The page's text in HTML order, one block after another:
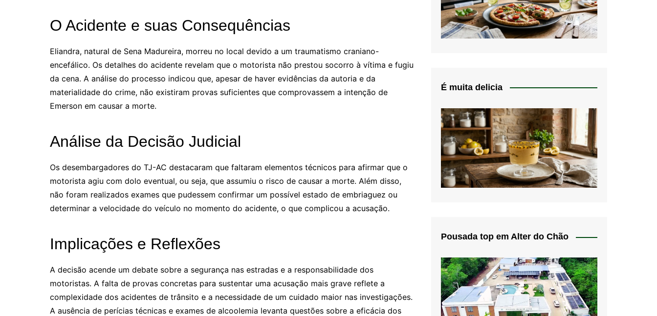
O Acidente e suas Consequências
Eliandra, natural de Sena Madureira, morreu no local devido a um traumatismo craniano-
encefálico. Os detalhes do acidente revelam que o motorista não prestou socorro à vítima e fugiu
da cena. A análise do processo indicou que, apesar de haver evidências da autoria e da
materialidade do crime, não existiram provas suficientes que comprovassem a intenção de
Emerson em causar a morte.
Análise da Decisão Judicial
Os desembargadores do TJ-AC destacaram que faltaram elementos técnicos para afirmar que o
motorista agiu com dolo eventual, ou seja, que assumiu o risco de causar a morte. Além disso,
não foram realizados exames que pudessem confirmar um possível estado de embriaguez ou
determinar a velocidade do veículo no momento do acidente, o que complicou a acusação.
Implicações e Reflexões
A decisão acende um debate sobre a segurança nas estradas e a responsabilidade dos
motoristas. A falta de provas concretas para sustentar uma acusação mais grave reflete a
complexidade dos acidentes de trânsito e a necessidade de um cuidado maior nas investigações.
A ausência de perícias técnicas e exames de alcoolemia levanta questões sobre a eficácia dos
É muita delicia
Pousada top em Alter do Chão